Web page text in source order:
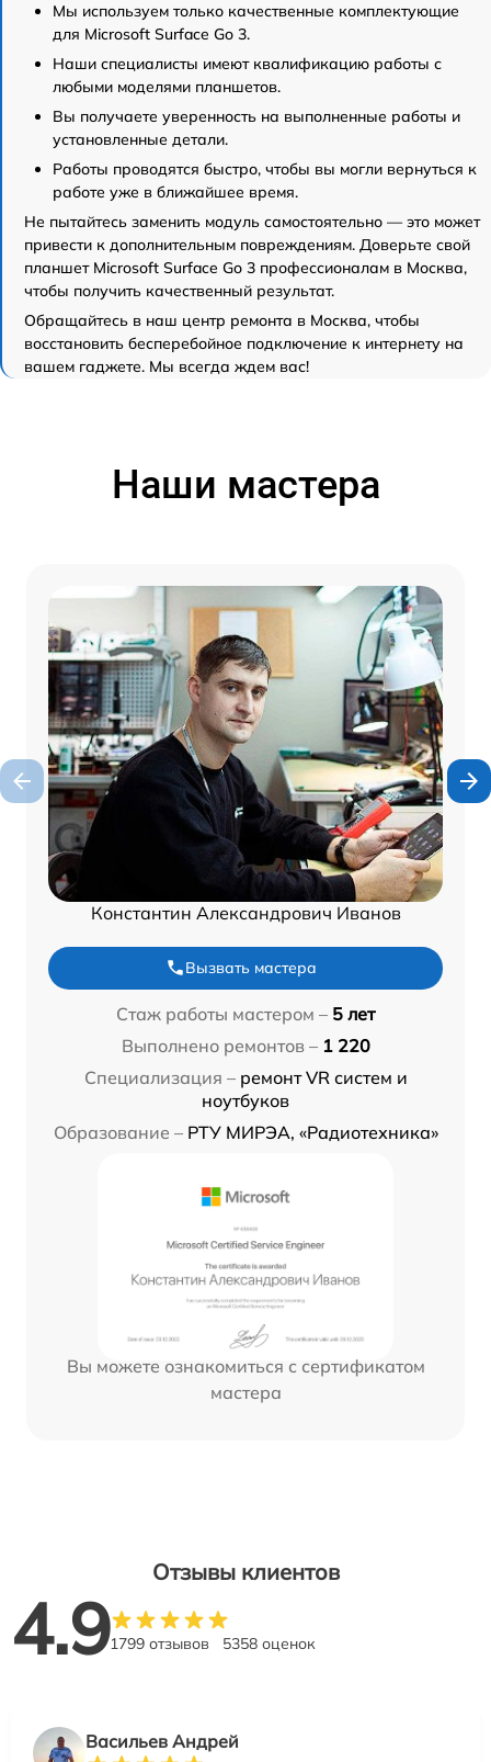
Мы используем только качественные комплектующие
для Microsoft Surface Go 3.
Наши специалисты имеют квалификацию работы с
любыми моделями планшетов.
Вы получаете уверенность на выполненные работы и
установленные детали.
Работы проводятся быстро, чтобы вы могли вернуться к
работе уже в ближайшее время.
Не пытайтесь заменить модуль самостоятельно — это может
привести к дополнительным повреждениям. Доверьте свой
планшет Microsoft Surface Go 3 профессионалам в Москва,
чтобы получить качественный результат.
Обращайтесь в наш центр ремонта в Москва, чтобы
восстановить бесперебойное подключение к интернету на
вашем гаджете. Мы всегда ждем вас!
Наши мастера
Константин Александрович Иванов
Вызвать мастера
Стаж работы мастером – 5 лет
Выполнено ремонтов – 1 220
Специализация – ремонт VR систем и
ноутбуков
Образование – РТУ МИРЭА, «Радиотехника»
Вы можете ознакомиться с сертификатом
мастера
Отзывы клиентов
4.91799 отзывов 5358 оценок
Васильев Андрей